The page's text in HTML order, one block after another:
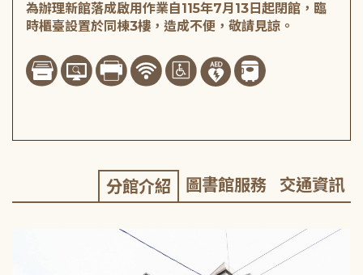
為辦理新館落成啟用作業自115年7月13日起閉館，臨
時櫃臺設置於同棟3樓，造成不便，敬請見諒。
分館介紹 圖書館服務 交通資訊